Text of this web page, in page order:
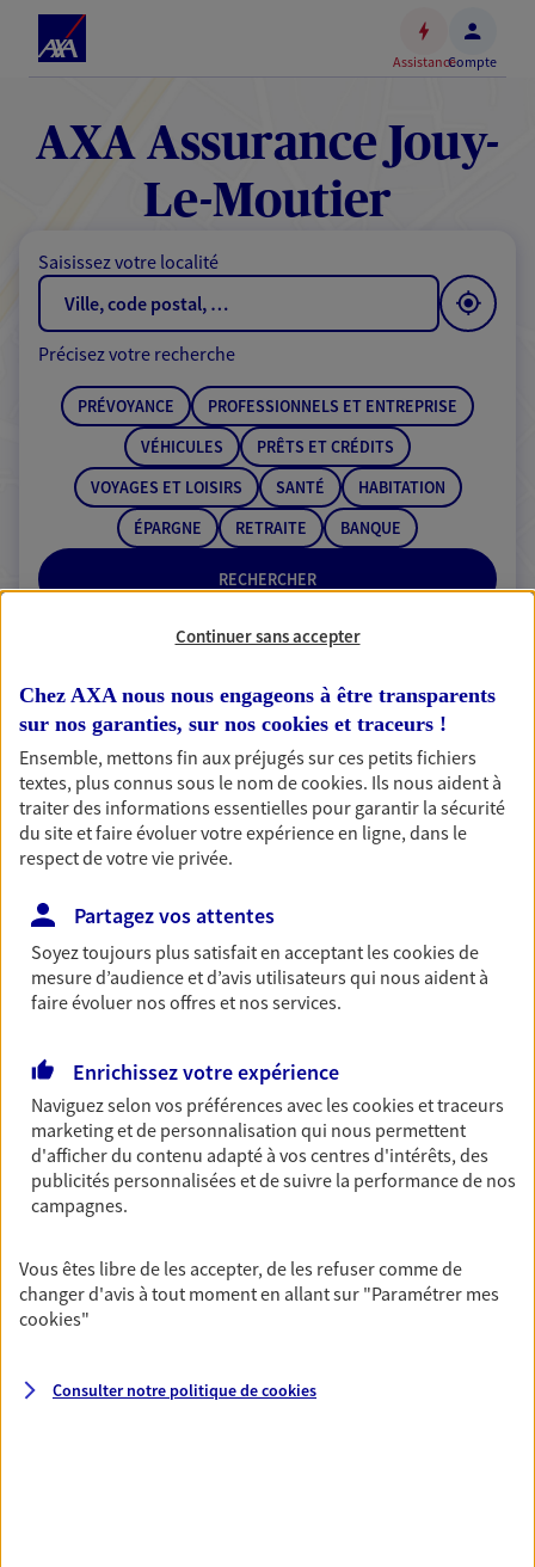
Accéder
contenu
principal
Accéder
au
de
AssistanceCompte
AXA Assurance Jouy-
Le-Moutier
Saisissez votre localité
RECHERCHER
Précisez votre recherche
PRÉVOYANCE
PROFESSIONNELS ET ENTREPRISE
VÉHICULES
PRÊTS ET CRÉDITS
VOYAGES ET LOISIRS
SANTÉ
HABITATION
ÉPARGNE
RETRAITE BANQUE
2 résultats correspondent à votre
recherche
Passer les
résultats
Liste Carte
Cecilia Bigot
Mandataire d'Assurance AXA Epargne et
Protection
06 17 08 41 77
NOUS CONTACTER
N° Orias * (orias.fr) : 16004111
Farah Husson
Continuer sans accepter
Chez AXA nous nous engageons à être transparents
sur nos garanties, sur nos cookies et traceurs !
Ensemble, mettons fin aux préjugés sur ces petits fichiers
textes, plus connus sous le nom decookies. Ils nous aident à
traiter des informations essentielles pour garantir la sécurité
du site et faire évoluer votre expérience en ligne, dans le
respect de votre vie privée.
Partagez vos attentes
Soyez toujours plus satisfait en acceptant lescookiesde
mesure d’audience et d’avis utilisateurs qui nous aident à
faire évoluer nos offres et nos services.
Enrichissez votre expérience
Naviguez selon vos préférences avec lescookies et traceurs
marketing et de personnalisation qui nous permettent
d'afficher du contenu adapté à vos centres d'intérêts, des
publicités personnalisées et de suivre la performance de nos
campagnes.
Vous êtes libre de les accepter, de les refuser comme de
changer d'avis à tout moment en allant sur "Paramétrer mes
cookies"
Consulter notre politique decookies